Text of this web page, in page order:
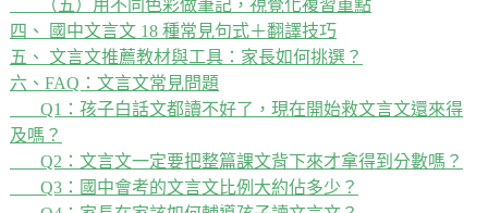
（五）用不同色彩做筆記，視覺化複習重點
四、 國中文言文 18 種常見句式＋翻譯技巧
五、 文言文推薦教材與工具：家長如何挑選？
六、FAQ：文言文常見問題
Q1：孩子白話文都讀不好了，現在開始救文言文還來得
及嗎？
Q2：文言文一定要把整篇課文背下來才拿得到分數嗎？
Q3：國中會考的文言文比例大約佔多少？